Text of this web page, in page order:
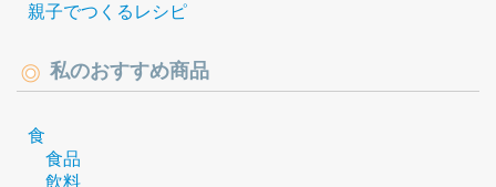
親子でつくるレシピ
私のおすすめ商品
食
食品
飲料